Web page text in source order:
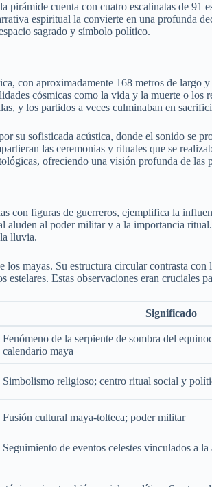
cuenta con cuatro escalinatas de 91
espiritual la convierte en una profunda
sagrado y símbolo político.
con aproximadamente 168 metros de
cósmicas como la vida y la muerte o
y los partidos a veces culminaban en
su sofisticada acústica, donde el sonido se
las ceremonias y rituales que se
ofreciendo una visión profunda de las
con figuras de guerreros, ejemplifica la
aluden al poder militar y a la importancia
lluvia.
mayas. Su estructura circular contrasta
Estas observaciones eran
Significado
Fenómeno de la serpiente de sombra del
calendario maya
Simbolismo religioso; centro ritual social y
Fusión cultural maya-tolteca; poder militar
Seguimiento de eventos celestes vinculados a